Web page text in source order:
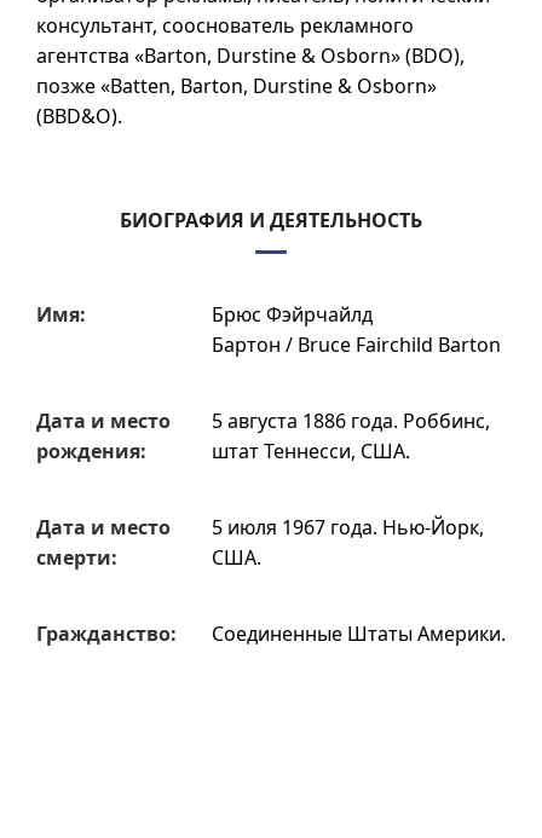
консультант, сооснователь рекламного
агентства «Barton, Durstine & Osborn» (BDO),
позже «Batten, Barton, Durstine & Osborn»
(BBD&O).
БИОГРАФИЯ И ДЕЯТЕЛЬНОСТЬ
Имя:
Брюс Фэйрчайлд
Бартон / Bruce Fairchild Barton
Дата и место
рождения:
5 августа 1886 года. Роббинс,
штат Теннесси, США.
Дата и место
смерти:
5 июля 1967 года. Нью-Йорк,
США.
Гражданство: Соединенные Штаты Америки.